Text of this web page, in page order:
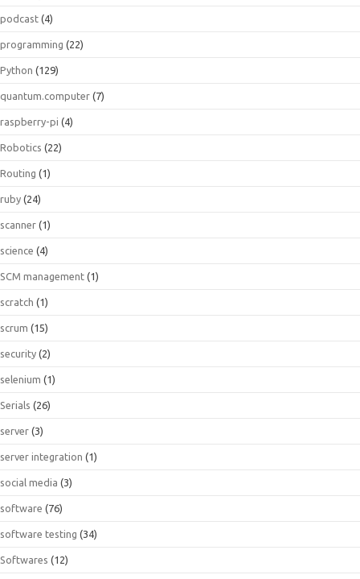
podcast (4)
programming (22)
Python (129)
quantum.computer (7)
raspberry-pi (4)
Robotics (22)
Routing (1)
ruby (24)
scanner (1)
science (4)
SCM management (1)
scratch (1)
scrum (15)
security (2)
selenium (1)
Serials (26)
server (3)
server integration (1)
social media (3)
software (76)
software testing (34)
Softwares (12)